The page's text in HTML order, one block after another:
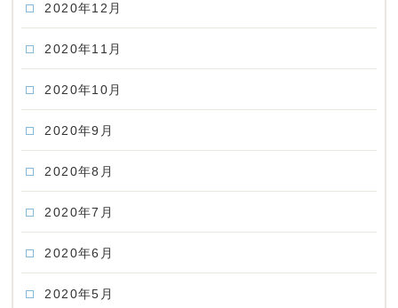
2020年12月
2020年11月
2020年10月
2020年9月
2020年8月
2020年7月
2020年6月
2020年5月